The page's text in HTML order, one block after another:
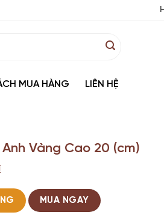
MUA HÀNG LIÊN HỆ
Vàng Cao 20 (cm)
MUA NGAY